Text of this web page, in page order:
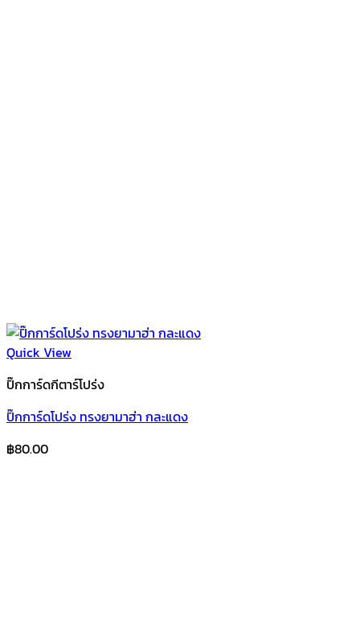
Quick View
ปิ๊กการ์ดกีตาร์โปร่ง
ปิ๊กการ์ดโปร่ง ทรงยามาฮ่า กละแดง
฿80.00